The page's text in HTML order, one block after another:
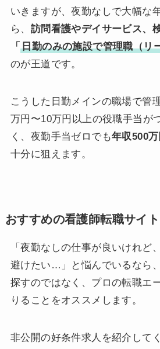
いきますが、夜勤なしで大幅な
ら、 訪問看護やデイサービス、
「日勤のみの施設で管理職（リ
のが王道です。
こうした日勤メインの職場で管
万円〜10万円以上の役職手当が
く、夜勤手当ゼロでも年収500
十分に狙えます。
おすすめの看護師転職サイト
「夜勤なしの仕事が良いけれど
避けたい…」と悩んでいるなら
探すのではなく、プロの転職エ
りることをオススメします。
非公開の好条件求人を紹介して